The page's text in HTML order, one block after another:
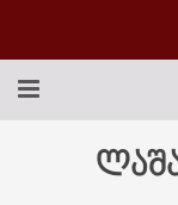
EEU-Ს ᲨᲔᲡᲐᲮᲔᲑ